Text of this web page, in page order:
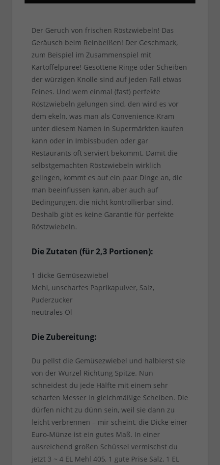
Der Geruch von frischen Röstzwiebeln! Das
Geräusch beim Reinbeißen! Der Geschmack,
zum Beispiel im Zusammenspiel mit
Kartoffelpüree! Gesottene Ringe oder Scheiben
der würzigen Knolle sind auf jeden Fall etwas
Feines. Und wem einmal (fast) perfekte
Röstzwiebeln gelungen sind, den wird es vor
dem ekeln, was man als Convenience-Kram
unter diesem Namen in Supermärkten kaufen
kann oder in Imbissbuden oder gar
Restaurants oft serviert bekommt. Damit die
selbstgemachten Röstzwiebeln wirklich
gelingen, kommt es auf ein paar Dinge an, die
man beeinflussen kann, aber auch auf
Bedingungen, die nicht kontrollierbar sind.
Deshalb gibt es keine Garantie für perfekte
Röstzwiebeln.
Die Zutaten (für 2,3 Portionen):
1 dicke Gemüsezwiebel
Mehl, unscharfes Paprikapulver, Salz,
Puderzucker
neutrales Öl
Die Zubereitung:
Du pellst die Gemüsezwiebel und halbierst sie
von der Wurzel Richtung Spitze. Nun
schneidest du jede Hälfte mit einem sehr
scharfen Messer in gleichmäßige Scheiben. Die
dürfen nicht zu dünn sein, weil sie dann zu
leicht verbrennen – mir scheint, die Dicke einer
Euro-Münze ist ein gutes Maß. In einer
ausreichend großen Schüssel vermischst du
jetzt 3 ~ 4 EL Mehl 405, 1 gute Prise Salz, 1 EL